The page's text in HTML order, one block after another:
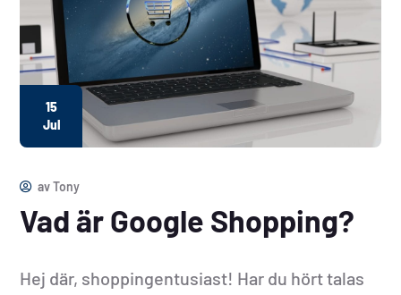
15
Jul
avTony
Vad är Google Shopping?
Hej där, shoppingentusiast! Har du hört talas